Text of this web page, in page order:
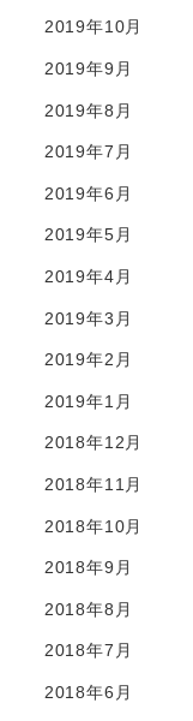
2019年10月
2019年9月
2019年8月
2019年7月
2019年6月
2019年5月
2019年4月
2019年3月
2019年2月
2019年1月
2018年12月
2018年11月
2018年10月
2018年9月
2018年8月
2018年7月
2018年6月